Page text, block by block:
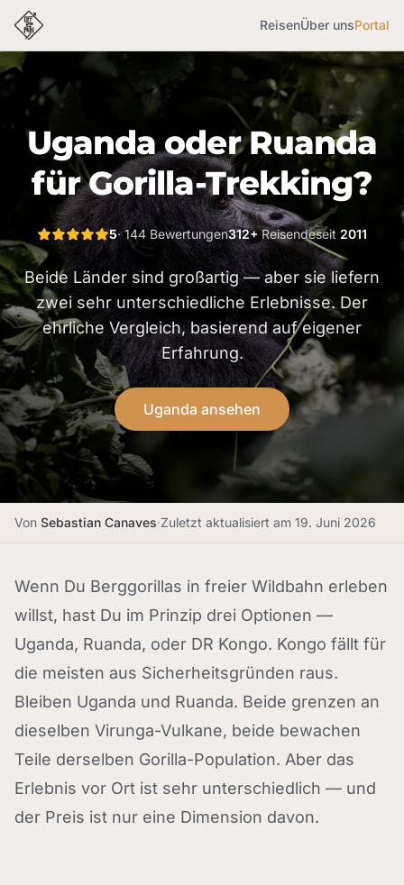
ReisenÜber unsPortal
Uganda oder Ruanda
für Gorilla-Trekking?
5· 144 Bewertungen312+Reisendeseit 2011
Beide Länder sind großartig — aber sie liefern
zwei sehr unterschiedliche Erlebnisse. Der
ehrliche Vergleich, basierend auf eigener
Erfahrung.
Uganda ansehen
Von Sebastian Canaves·Zuletzt aktualisiert am 19. Juni 2026
Wenn Du Berggorillas in freier Wildbahn erleben
willst, hast Du im Prinzip drei Optionen —
Uganda, Ruanda, oder DR Kongo. Kongo fällt für
die meisten aus Sicherheitsgründen raus.
Bleiben Uganda und Ruanda. Beide grenzen an
dieselben Virunga-Vulkane, beide bewachen
Teile derselben Gorilla-Population. Aber das
Erlebnis vor Ort ist sehr unterschiedlich — und
der Preis ist nur eine Dimension davon.